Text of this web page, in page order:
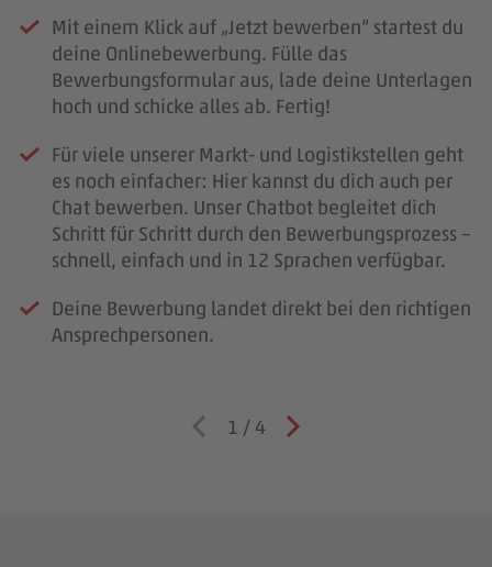
Mit einem Klick auf „Jetzt bewerben“ startest du
deine Onlinebewerbung. Fülle das
Bewerbungsformular aus, lade deine Unterlagen
hoch und schicke alles ab. Fertig!
Für viele unserer Markt- und Logistikstellen geht
es noch einfacher: Hier kannst du dich auch per
Chat bewerben. Unser Chatbot begleitet dich
Schritt für Schritt durch den Bewerbungsprozess –
schnell, einfach und in 12 Sprachen verfügbar.
Deine Bewerbung landet direkt bei den richtigen
Ansprechpersonen.
1 / 4